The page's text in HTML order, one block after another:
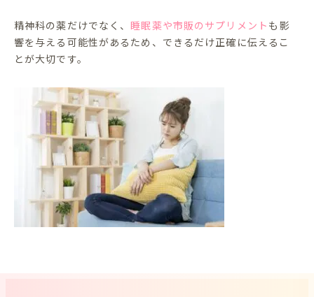
精神科の薬だけでなく、 睡眠薬や市販のサプリメント も影
響を与える可能性があるため、できるだけ正確に伝えるこ
とが大切です。